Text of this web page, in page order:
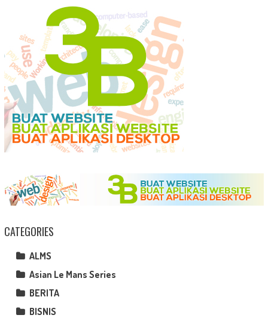
CATEGORIES
ALMS
Asian Le Mans Series
BERITA
BISNIS